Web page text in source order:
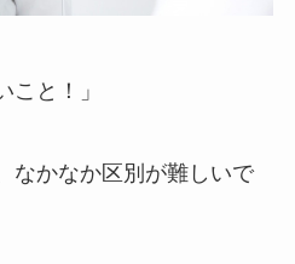
こと！」
なかなか区別が難しいで